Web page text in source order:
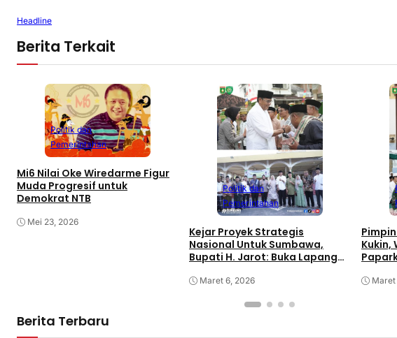
Headline
Berita Terkait
Politik dan
Pemerintahan
Mi6 Nilai Oke Wiredarme Figur
Muda Progresif untuk
Demokrat NTB
Mei 23, 2026
Politik dan
Pemerintahan
Kejar Proyek Strategis
Nasional Untuk Sumbawa,
Bupati H. Jarot: Buka Lapangan
Perekonomian
Maret 6, 2026
Kukin,
Berita Terbaru